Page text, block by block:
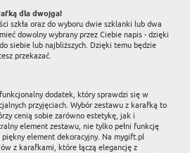
dla dwojga!
szkła oraz do wyboru dwie szklanki lub dwa
dowolny wybrany przez Ciebie napis - dzięki
siebie lub najbliższych. Dzięki temu będzie
przekazać.
dodatek, który sprawdzi się w
przyjęciach. Wybór zestawu z karafką to
cenią sobie zarówno estetykę, jak i
element zestawu, nie tylko pełni funkcję
element dekoracyjny. Na mygift.pl
z karafkami, które łączą elegancję z